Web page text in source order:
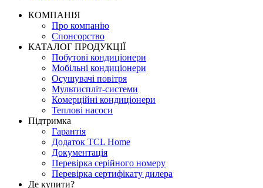
КОМПАНІЯ
Про компанію
Спонсорство
КАТАЛОГ ПРОДУКЦІЇ
Побутові кондиціонери
Мобільні кондиціонери
Осушувачі повітря
Мультиспліт-системи
Комерційні кондиціонери
Теплові насоси
Підтримка
Гарантія
Додаток TCL Home
Документація
Перевірка серійного номеру
Перевірка сертифікату дилера
Де купити?